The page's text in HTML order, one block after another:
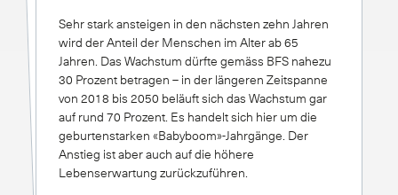
Sehr stark ansteigen in den nächsten zehn Jahren
wird der Anteil der Menschen im Alter ab 65
Jahren. Das Wachstum dürfte gemäss BFS nahezu
30 Prozent betragen – in der längeren Zeitspanne
von 2018 bis 2050 beläuft sich das Wachstum gar
auf rund 70 Prozent. Es handelt sich hier um die
geburtenstarken «Babyboom»-Jahrgänge. Der
Anstieg ist aber auch auf die höhere
Lebenserwartung zurückzuführen.